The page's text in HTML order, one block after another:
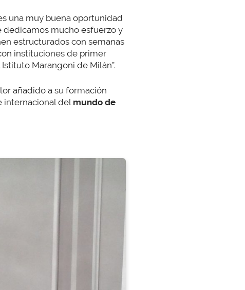
una muy buena oportunidad
dedicamos mucho esfuerzo y
estructurados con semanas
instituciones de primer
Marangoni de Milán”.
añadido a su formación
internacional del mundo de